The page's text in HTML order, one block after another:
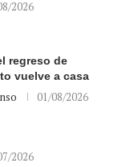
2026
regreso de
vuelve a casa
01/08/2026
2026